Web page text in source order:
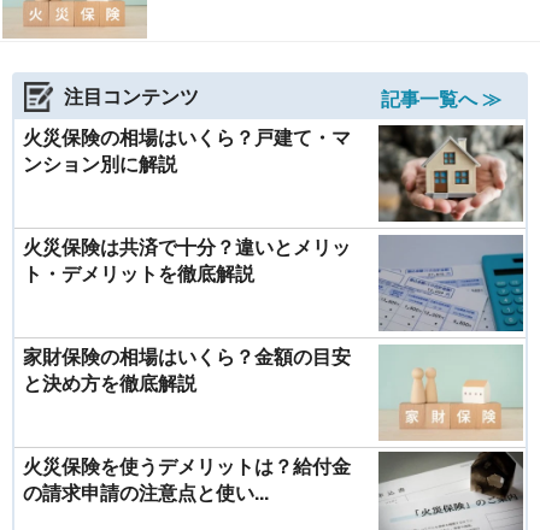
注目コンテンツ
記事一覧へ ≫
火災保険の相場はいくら？戸建て・マ
ンション別に解説
火災保険は共済で十分？違いとメリッ
ト・デメリットを徹底解説
家財保険の相場はいくら？金額の目安
と決め方を徹底解説
火災保険を使うデメリットは？給付金
の請求申請の注意点と使い...